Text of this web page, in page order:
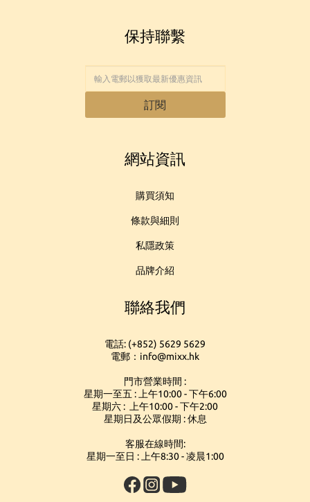
保持聯繫
訂閱
網站資訊
購買須知
條款與細則
私隱政策
品牌介紹
聯絡我們
電話: (+852) 5629 5629
電郵：info@mixx.hk
門市營業時間 :
星期一至五 : 上午10:00 - 下午6:00
星期六 : 上午10:00 - 下午2:00
星期日及公眾假期 : 休息
客服在線時間:
星期一至日 : 上午8:30 - 凌晨1:00